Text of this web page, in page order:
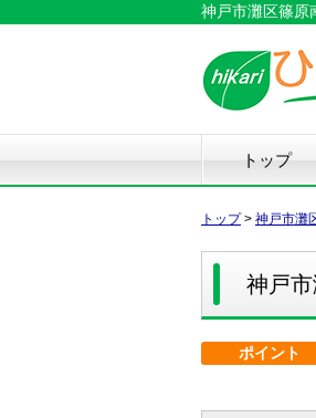
神戸市灘区篠原
トップ
トップ> 神戸市灘
神戸
ポイント